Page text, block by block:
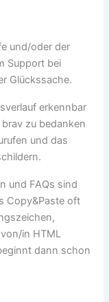
und/oder der
Support bei
Glückssache.
erkennbar
zu bedanken
und das
und FAQs sind
Copy&Paste oft
in HTML
dann schon